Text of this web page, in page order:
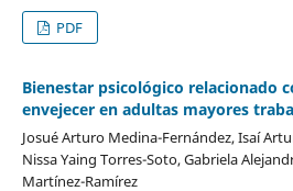
PDF
Bienestar psicológico relacionado
envejecer en adultas mayores
Josué Arturo Medina-Fernández, Isaí
Nissa Yaing Torres-Soto, Gabriela
Martínez-Ramírez